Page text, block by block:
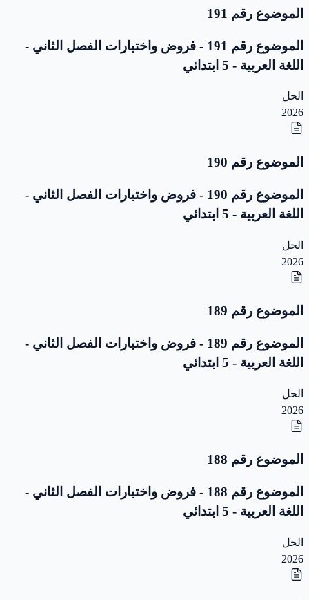
الموضوع رقم 191
الموضوع رقم 191 - فروض واختبارات الفصل الثاني -
اللغة العربية - 5 ابتدائي
الحل
2026
الموضوع رقم 190
الموضوع رقم 190 - فروض واختبارات الفصل الثاني -
اللغة العربية - 5 ابتدائي
الحل
2026
الموضوع رقم 189
الموضوع رقم 189 - فروض واختبارات الفصل الثاني -
اللغة العربية - 5 ابتدائي
الحل
2026
الموضوع رقم 188
الموضوع رقم 188 - فروض واختبارات الفصل الثاني -
اللغة العربية - 5 ابتدائي
الحل
2026